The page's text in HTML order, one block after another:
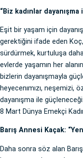
“Biz kadınlar
Eşit bir yaşam için
gerektiğini ifade eden
sürdürmek, kurtuluşa
evlerde yaşamın her
bizlerin dayanışmayla
heyecenımızı, neşemizi,
dayanışma ile
8 Mart Dünya Emekçi
Barış Annesi Kaçak:
Daha sonra söz alan